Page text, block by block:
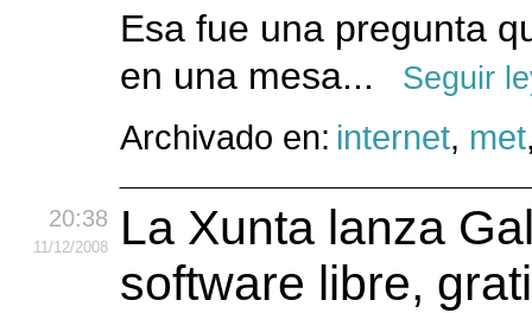
Esa fue una pregunta
en una mesa...
Seguir
Archivado en: internet, met
20:38
11/12/2008
La Xunta lanza
software libre,